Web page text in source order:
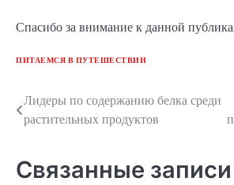
Спасибо за внимание к данной
ПИТАЕМСЯ В ПУТЕШЕСТВИИ
Навигация
по
записям
Лидеры по содержанию белка среди
растительных продуктов
Связанные записи